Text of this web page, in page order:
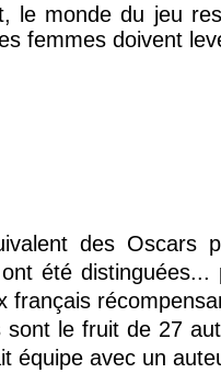
le monde du jeu
femmes doivent
des Oscars
été distinguées...
français
le fruit de 27
équipe avec un